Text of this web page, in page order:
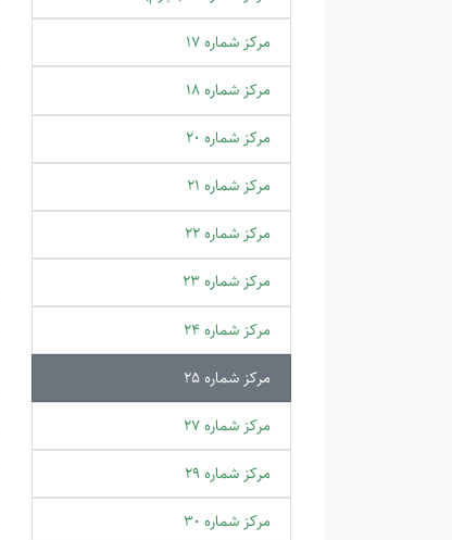
مرکز شماره 17
مرکز شماره 18
مرکز شماره 20
مرکز شماره 21
مرکز شماره 22
مرکز شماره 23
مرکز شماره 24
مرکز شماره 25
مرکز شماره 27
مرکز شماره 29
مرکز شماره 30